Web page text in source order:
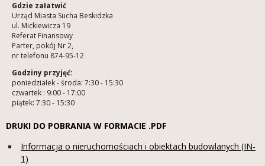
Gdzie załatwić
Urząd Miasta Sucha Beskidzka
ul. Mickiewicza 19
Referat Finansowy
Parter, pokój Nr 2,
nr telefonu 874-95-12
Godziny przyjęć:
poniedziałek - środa: 7:30 - 15:30
czwartek : 9:00 - 17:00
piątek: 7:30 - 15:30
DRUKI DO POBRANIA W FORMACIE .PDF
Informacja o nieruchomościach i obiektach budowlanych (IN-
1)